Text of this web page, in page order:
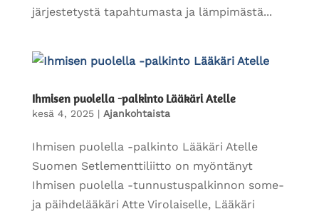
järjestetystä tapahtumasta ja lämpimästä...
Ihmisen puolella -palkinto Lääkäri Atelle
kesä 4, 2025| Ajankohtaista
Ihmisen puolella -palkinto Lääkäri Atelle
Suomen Setlementtiliitto on myöntänyt
Ihmisen puolella -tunnustuspalkinnon some-
ja päihdelääkäri Atte Virolaiselle, Lääkäri